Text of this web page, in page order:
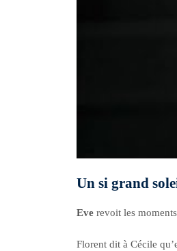
Un si grand
Eve revoit les
Florent dit à Cécile